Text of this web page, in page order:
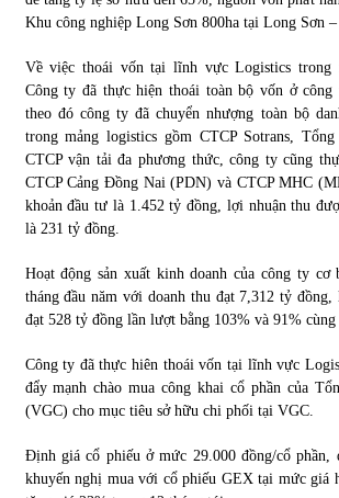
13/10/2021
Khu công nghiệp Long Sơn 800ha tại Long Sơn
Về việc thoái vốn tại lĩnh vực Logistics trong
Công ty đã thực hiện thoái toàn bộ vốn ở
theo đó công ty đã chuyển nhượng toàn bộ
trong mảng logistics gồm CTCP Sotrans,
CTCP vận tải đa phương thức, công ty cũng
CTCP Cảng Đồng Nai (PDN) và CTCP MHC
khoản đầu tư là 1.452 tỷ đồng, lợi nhuận thu
là 231 tỷ đồng.
Hoạt động sản xuất kinh doanh của công ty cơ
tháng đầu năm với doanh thu đạt 7,312 tỷ
đạt 528 tỷ đồng lần lượt bằng 103% và 91%
Công ty đã thực hiên thoái vốn tại lĩnh vực
đẩy mạnh chào mua công khai cổ phần của
(VGC) cho mục tiêu sở hữu chi phối tại VGC.
Định giá cổ phiếu ở mức 29.000 đồng/cổ phần,
khuyến nghị mua với cổ phiếu GEX tại mức giá